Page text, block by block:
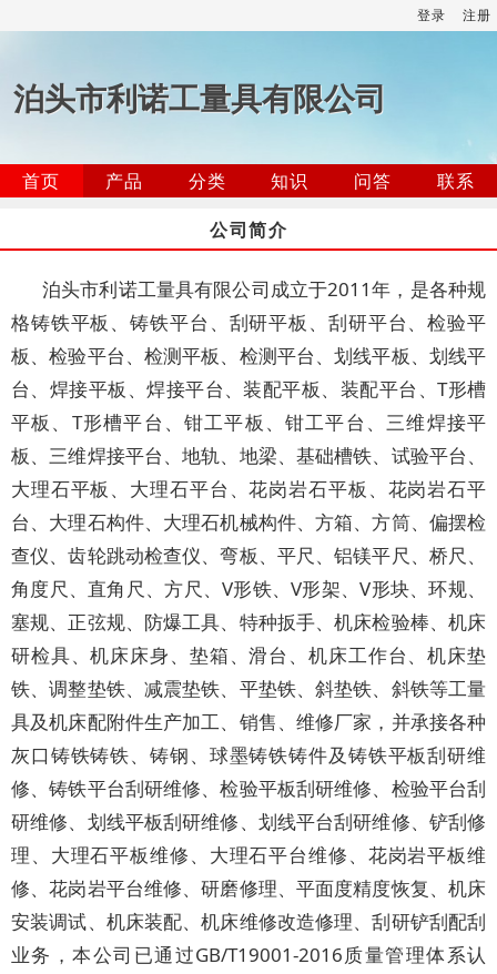
登录 注册
泊头市利诺工量具有限公司
首页 产品 分类 知识 问答
联系
公司简介
泊头市利诺工量具有限公司成立于2011年，是各种规
格铸铁平板、铸铁平台、刮研平板、刮研平台、检验平
板、检验平台、检测平板、检测平台、划线平板、划线平
台、焊接平板、焊接平台、装配平板、装配平台、T形槽
平板、T形槽平台、钳工平板、钳工平台、三维焊接平
板、三维焊接平台、地轨、地梁、基础槽铁、试验平台、
大理石平板、大理石平台、花岗岩石平板、花岗岩石平
台、大理石构件、大理石机械构件、方箱、方筒、偏摆检
查仪、齿轮跳动检查仪、弯板、平尺、铝镁平尺、桥尺、
角度尺、直角尺、方尺、V形铁、V形架、V形块、环规、
塞规、正弦规、防爆工具、特种扳手、机床检验棒、机床
研检具、机床床身、垫箱、滑台、机床工作台、机床垫
铁、调整垫铁、减震垫铁、平垫铁、斜垫铁、斜铁等工量
具及机床配附件生产加工、销售、维修厂家，并承接各种
灰口铸铁铸铁、铸钢、球墨铸铁铸件及铸铁平板刮研维
修、铸铁平台刮研维修、检验平板刮研维修、检验平台刮
研维修、划线平板刮研维修、划线平台刮研维修、铲刮修
理、大理石平板维修、大理石平台维修、花岗岩平板维
修、花岗岩平台维修、研磨修理、平面度精度恢复、机床
安装调试、机床装配、机床维修改造修理、刮研铲刮配刮
业务，本公司已通过GB/T19001-2016质量管理体系认